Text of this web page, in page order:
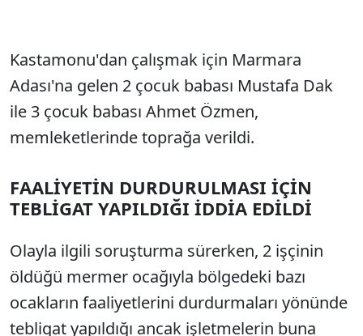
Kastamonu'dan çalışmak için Marmara
Adası'na gelen 2 çocuk babası Mustafa Dak
ile 3 çocuk babası Ahmet Özmen,
memleketlerinde toprağa verildi.
FAALİYETİN DURDURULMASI İÇİN
TEBLİGAT YAPILDIĞI İDDİA EDİLDİ
Olayla ilgili soruşturma sürerken, 2 işçinin
öldüğü mermer ocağıyla bölgedeki bazı
ocakların faaliyetlerini durdurmaları yönünde
tebligat yapıldığı ancak işletmelerin buna